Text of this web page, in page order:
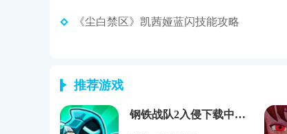
《尘白禁区》凯茜娅蓝闪技能攻略
推荐游戏
钢铁战队2入侵下载中文2024